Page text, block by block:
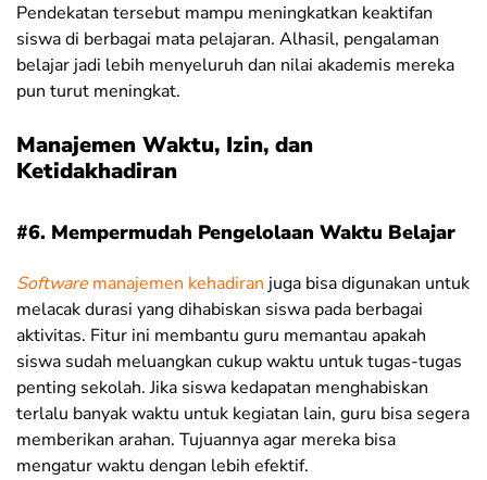
Pendekatan tersebut mampu meningkatkan keaktifan
siswa di berbagai mata pelajaran. Alhasil, pengalaman
belajar jadi lebih menyeluruh dan nilai akademis mereka
pun turut meningkat.
Manajemen Waktu, Izin, dan
Ketidakhadiran
#6. Mempermudah Pengelolaan Waktu Belajar
Software manajemen kehadiran juga bisa digunakan untuk
melacak durasi yang dihabiskan siswa pada berbagai
aktivitas. Fitur ini membantu guru memantau apakah
siswa sudah meluangkan cukup waktu untuk tugas-tugas
penting sekolah. Jika siswa kedapatan menghabiskan
terlalu banyak waktu untuk kegiatan lain, guru bisa segera
memberikan arahan. Tujuannya agar mereka bisa
mengatur waktu dengan lebih efektif.